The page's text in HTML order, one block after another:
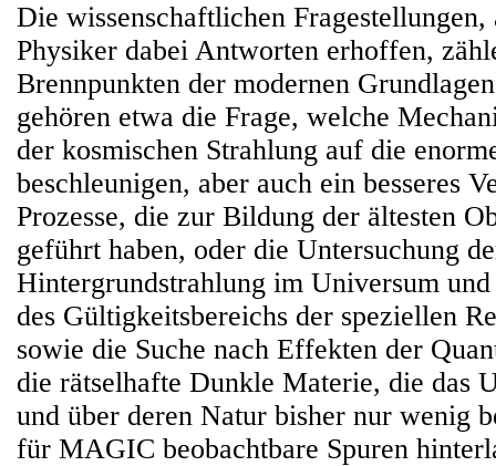
Die wissenschaftlichen
Physiker dabei Antworten erhoffen,
Brennpunkten der modernen
gehören etwa die Frage, welche
der kosmischen Strahlung auf die
beschleunigen, aber auch ein besseres
Prozesse, die zur Bildung der ältesten
geführt haben, oder die Untersuchung
Hintergrundstrahlung im Universum
des Gültigkeitsbereichs der speziellen
sowie die Suche nach Effekten der
die rätselhafte Dunkle Materie, die das
und über deren Natur bisher nur wenig
für MAGIC beobachtbare Spuren